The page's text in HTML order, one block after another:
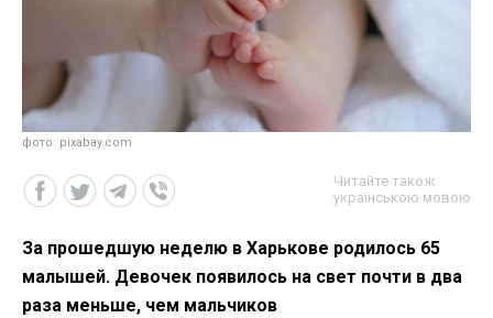
фото: pixabay.com
Читайте також
українською мовою
За прошедшую неделю в Харькове родилось 65
малышей. Девочек появилось на свет почти в два
раза меньше, чем мальчиков